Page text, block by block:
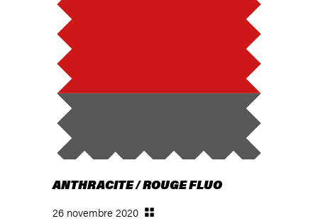
ANTHRACITE / ROUGE FLUO
26 novembre 2020